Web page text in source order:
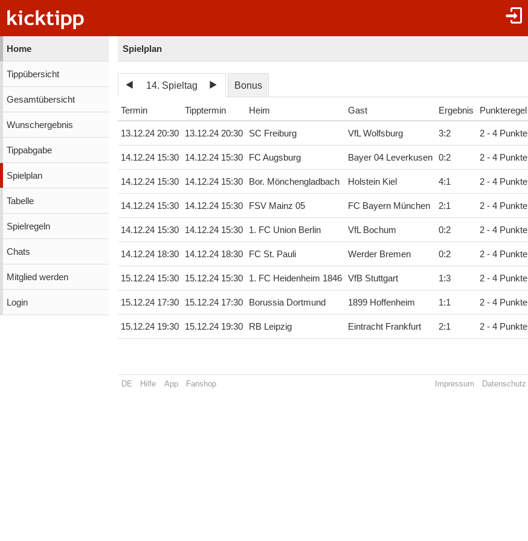
Home
Tippübersicht
Gesamtübersicht
Wunschergebnis
Tippabgabe
Spielplan
Tabelle
Spielregeln
Chats
Mitglied werden
Login
Spielplan
14. Spieltag Bonus
Termin Tipptermin Heim Gast Ergebnis Punkteregel
13.12.24 20:30 13.12.24 20:30 SC Freiburg VfL Wolfsburg 3:2 2 - 4 Punkte
14.12.24 15:30 14.12.24 15:30 FC Augsburg Bayer 04 Leverkusen 0:2 2 - 4 Punkte
14.12.24 15:30 14.12.24 15:30 Bor. Mönchengladbach Holstein Kiel 4:1 2 - 4 Punkte
14.12.24 15:30 14.12.24 15:30 FSV Mainz 05 FC Bayern München 2:1 2 - 4 Punkte
14.12.24 15:30 14.12.24 15:30 1. FC Union Berlin VfL Bochum 0:2 2 - 4 Punkte
14.12.24 18:30 14.12.24 18:30 FC St. Pauli Werder Bremen 0:2 2 - 4 Punkte
15.12.24 15:30 15.12.24 15:30 1. FC Heidenheim 1846 VfB Stuttgart 1:3 2 - 4 Punkte
15.12.24 17:30 15.12.24 17:30 Borussia Dortmund 1899 Hoffenheim 1:1 2 - 4 Punkte
15.12.24 19:30 15.12.24 19:30 RB Leipzig Eintracht Frankfurt 2:1 2 - 4 Punkte
DE Hilfe App Fanshop Impressum Datenschutz